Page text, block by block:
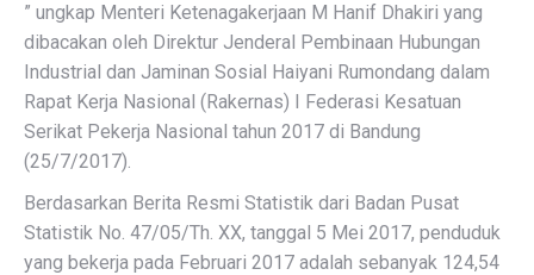
” ungkap Menteri Ketenagakerjaan M Hanif Dhakiri yang
dibacakan oleh Direktur Jenderal Pembinaan Hubungan
Industrial dan Jaminan Sosial Haiyani Rumondang dalam
Rapat Kerja Nasional (Rakernas) I Federasi Kesatuan
Serikat Pekerja Nasional tahun 2017 di Bandung
(25/7/2017).
Berdasarkan Berita Resmi Statistik dari Badan Pusat
Statistik No. 47/05/Th. XX, tanggal 5 Mei 2017, penduduk
yang bekerja pada Februari 2017 adalah sebanyak 124,54